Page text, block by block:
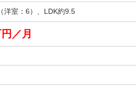
洋室：6）、LDK約9.5
／月